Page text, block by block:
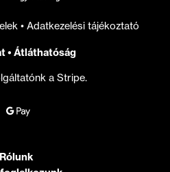
• Adatkezelési tájékoztató
• Átláthatóság
a Stripe.
Rólunk